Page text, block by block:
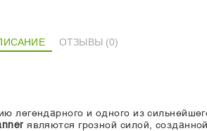
ОТЗЫВЫ (0)
легендарного и одного из
являются грозной силой,